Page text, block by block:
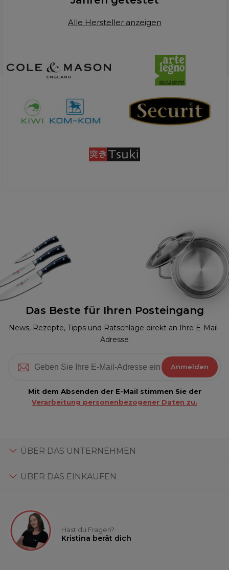
Alle Hersteller anzeigen
Das Beste für Ihren Posteingang
News, Rezepte, Tipps und Ratschläge direkt an Ihre E-Mail-
Adresse
Anmelden
Mit dem Absenden der E-Mail stimmen Sie der
Verarbeitung personenbezogener Daten zu.
ÜBER DAS UNTERNEHMEN
ÜBER DAS EINKAUFEN
Hast du Fragen?
Kristina berät dich